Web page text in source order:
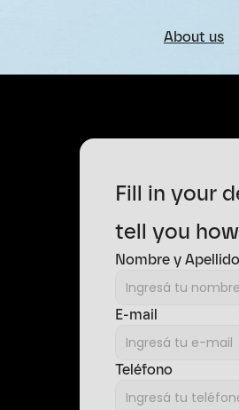
Fill in your
tell you
Nombre y Apellido
E-mail
Teléfono
About us